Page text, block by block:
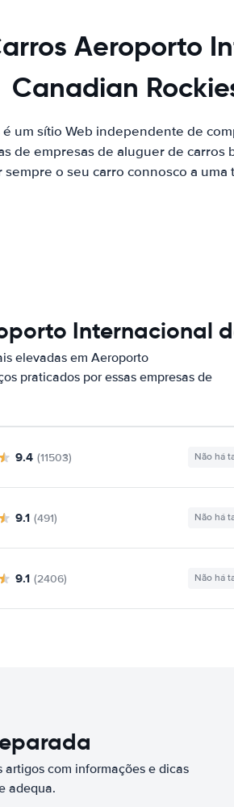
Aeroporto
Canadian
um sítio Web independente de
de empresas de aluguer de carros
sempre o seu carro connosco a uma
Internacional
elevadas em Aeroporto
praticados por essas empresas de
9.4 (11503) Não há
9.1 (491) Não há
9.1 (2406) Não há
artigos com informações e dicas
adequa.